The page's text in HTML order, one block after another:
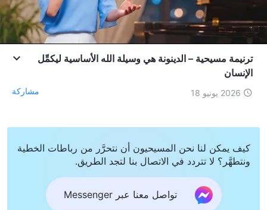
ترنيمة مسيحية – الدينونة هي وسيلة الله الأساسية ليكمِّل
الإنسان
2026 يونيو 18 مشاركة
كيف يمكن لنا نحن المسيحيون أن نتحرَّر من رباطات الخطية
ونتطهَّر؟ لا تتردد في الاتصال بنا لتجد الطريق.
تواصل معنا عبر Messenger